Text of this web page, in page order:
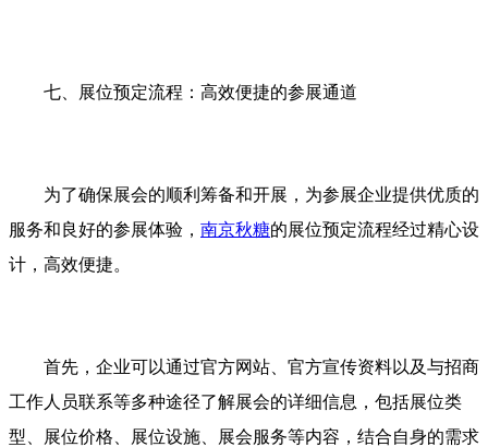
七、展位预定流程：高效便捷的参展通道
为了确保展会的顺利筹备和开展，为参展企业提供优质的
服务和良好的参展体验， 南京秋糖的展位预定流程经过精心设
计，高效便捷。
首先，企业可以通过官方网站、官方宣传资料以及与招商
工作人员联系等多种途径了解展会的详细信息，包括展位类
型、展位价格、展位设施、展会服务等内容，结合自身的需求